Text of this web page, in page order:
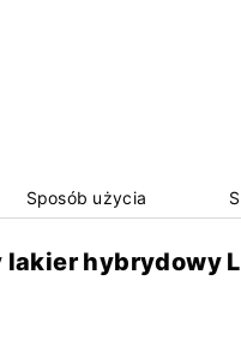
Sposób użycia
lakier hybrydowy